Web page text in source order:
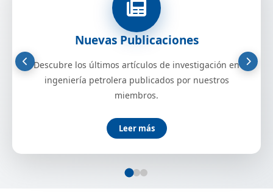
Nuevas Publicaciones
Descubre los últimos artículos de investigación en
ingeniería petrolera publicados por nuestros
miembros.
Leer más